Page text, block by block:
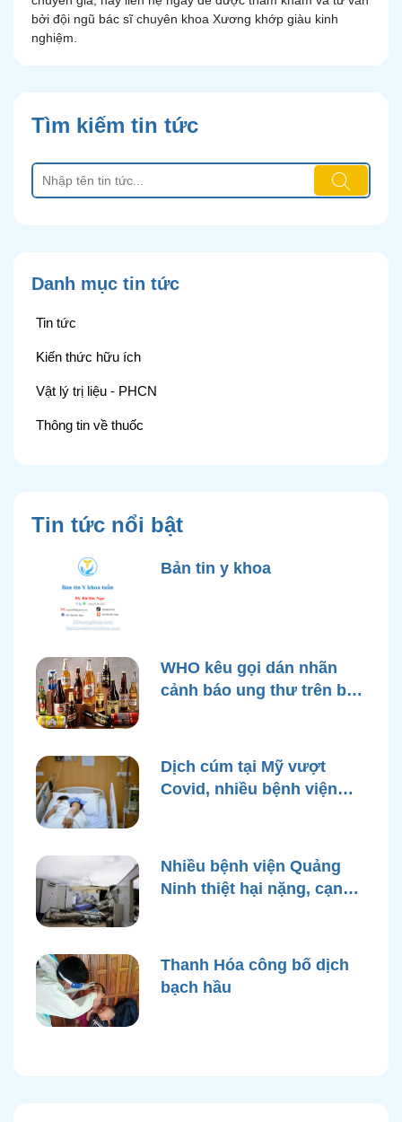
bởi đội ngũ bác sĩ chuyên khoa Xương khớp giàu kinh
nghiệm.
Tìm kiếm tin tức
Danh mục tin tức
Tin tức
Kiến thức hữu ích
Vật lý trị liệu - PHCN
Thông tin về thuốc
Tin tức nổi bật
Bản tin y khoa
WHO kêu gọi dán nhãn
cảnh báo ung thư trên bao
Dịch cúm tại Mỹ vượt
Covid, nhiều bệnh viện
Nhiều bệnh viện Quảng
Ninh thiệt hại nặng, cạn
Thanh Hóa công bố dịch
bạch hầu